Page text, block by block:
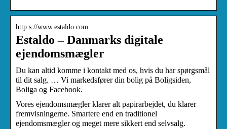
http s://www.estaldo.com
Estaldo – Danmarks digitale
ejendomsmægler
Du kan altid komme i kontakt med os, hvis du har spørgsmål
til dit salg. … Vi markedsfører din bolig på Boligsiden,
Boliga og Facebook.
Vores ejendomsmægler klarer alt papirarbejdet, du klarer
fremvisningerne. Smartere end en traditionel
ejendomsmægler og meget mere sikkert end selvsalg.